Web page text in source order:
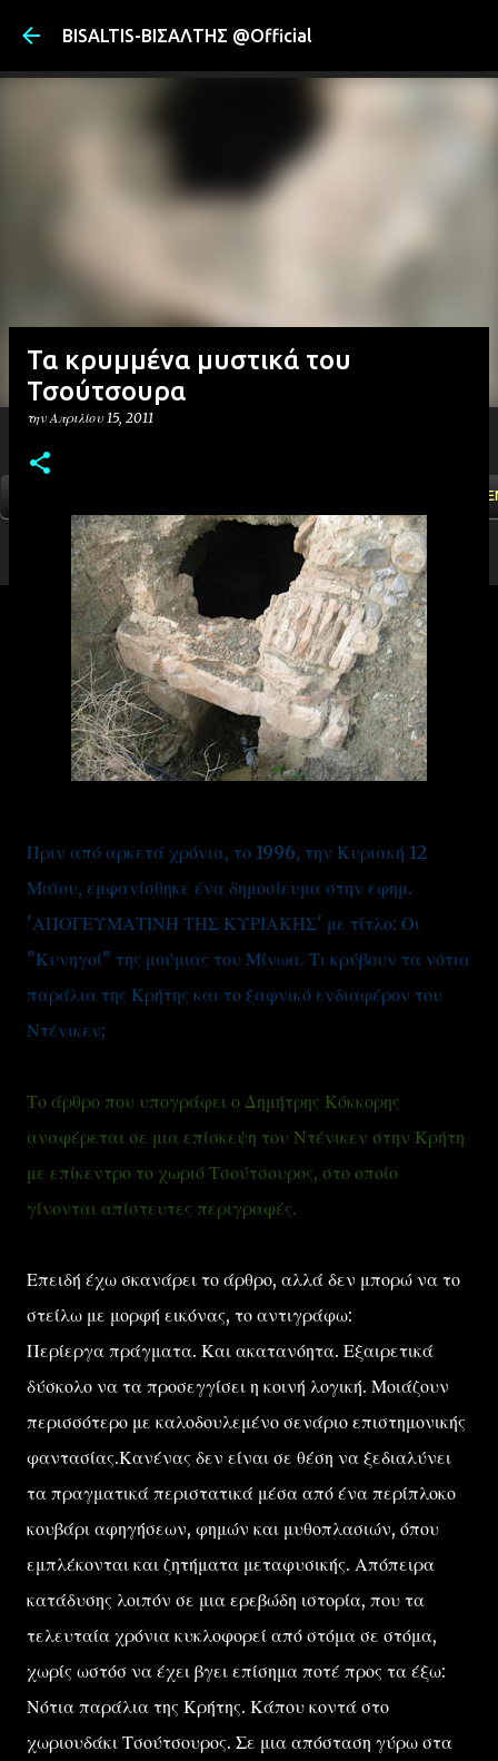
BISALTIS-ΒΙΣΑΛΤΗΣ @Official
Τα κρυμμένα μυστικά του
Τσούτσουρα
τηνΑπριλίου 15, 2011
Πριν από αρκετά χρόνια, το 1996, την Κυριακή 12
Μαϊου, εμφανίσθηκε ένα δημοσίευμα στην εφημ.
'ΑΠΟΓΕΥΜΑΤΙΝΗ ΤΗΣ ΚΥΡΙΑΚΗΣ' με τίτλο: Οι
"Κυνηγοί" της μούμιας του Μίνωα. Τι κρύβουν τα νότια
παράλια της Κρήτης και το ξαφνικό ενδιαφέρον του
Ντένικεν;
Το άρθρο που υπογράφει ο Δημήτρης Κόκκορης
αναφέρεται σε μια επίσκεψη του Ντένικεν στην Κρήτη
με επίκεντρο το χωριό Τσούτσουρος, στο οποίο
γίνονται απίστευτες περιγραφές.
Επειδή έχω σκανάρει το άρθρο, αλλά δεν μπορώ να το
στείλω με μορφή εικόνας, το αντιγράφω:
Περίεργα πράγματα. Και ακατανόητα. Εξαιρετικά
δύσκολο να τα προσεγγίσει η κοινή λογική. Μοιάζουν
περισσότερο με καλοδουλεμένο σενάριο επιστημονικής
φαντασίας.Κανένας δεν είναι σε θέση να ξεδιαλύνει
τα πραγματικά περιστατικά μέσα από ένα περίπλοκο
κουβάρι αφηγήσεων, φημών και μυθοπλασιών, όπου
εμπλέκονται και ζητήματα μεταφυσικής. Απόπειρα
κατάδυσης λοιπόν σε μια ερεβώδη ιστορία, που τα
τελευταία χρόνια κυκλοφορεί από στόμα σε στόμα,
χωρίς ωστόσ να έχει βγει επίσημα ποτέ προς τα έξω:
Νότια παράλια της Κρήτης. Κάπου κοντά στο
χωριουδάκι Τσούτσουρος. Σε μια απόσταση γύρω στα